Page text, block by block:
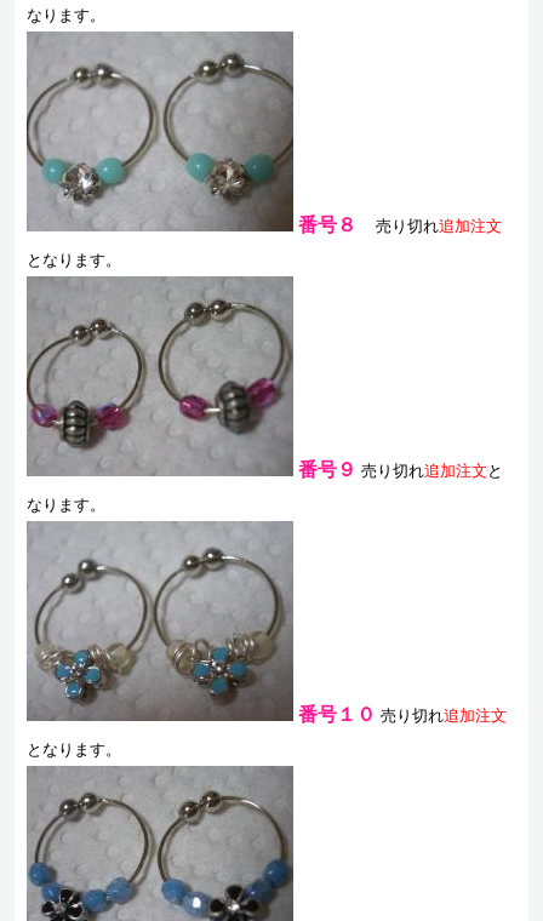
なります。
番号８売り切れ追加注文
となります。
番号９売り切れ追加注文 と
なります。
番号１０売り切れ追加注文
となります。